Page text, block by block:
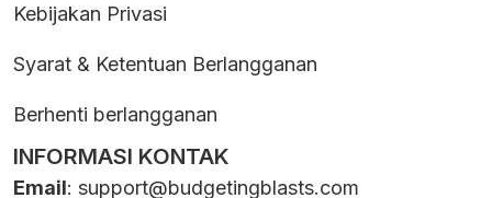
Kebijakan Privasi
Syarat & Ketentuan Berlangganan
Berhenti berlangganan
INFORMASI KONTAK
Email: support@budgetingblasts.com